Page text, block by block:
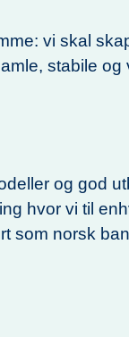
vi skal
stabile og
og god
hvor vi til
som norsk